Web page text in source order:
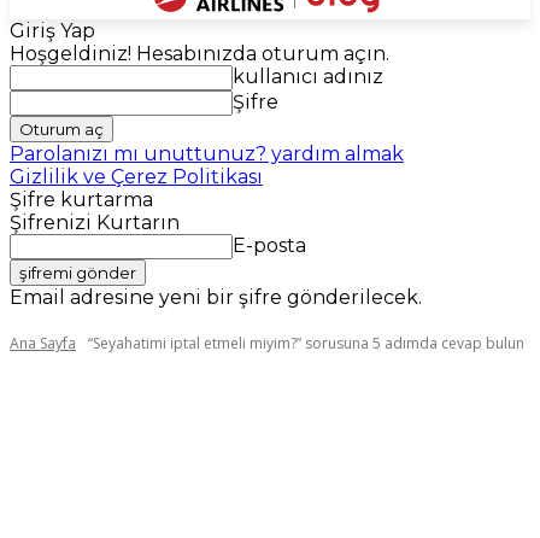
Giriş Yap
Hoşgeldiniz! Hesabınızda oturum açın.
kullanıcı adınız
Şifre
Parolanızı mı unuttunuz? yardım almak
Gizlilik ve Çerez Politikası
Şifre kurtarma
Şifrenizi Kurtarın
E-posta
Email adresine yeni bir şifre gönderilecek.
Ana Sayfa “Seyahatimi iptal etmeli miyim?” sorusuna 5 adımda cevap bulun